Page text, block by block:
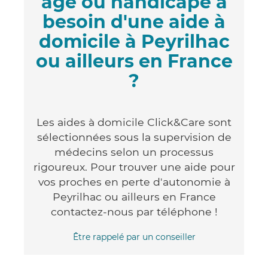
besoin d'une aide à
domicile à Peyrilhac
ou ailleurs en France
?
Les aides à domicile Click&Care sont
sélectionnées sous la supervision de
médecins selon un processus
rigoureux. Pour trouver une aide pour
vos proches en perte d'autonomie à
Peyrilhac ou ailleurs en France
contactez-nous par téléphone !
Être rappelé par un conseiller